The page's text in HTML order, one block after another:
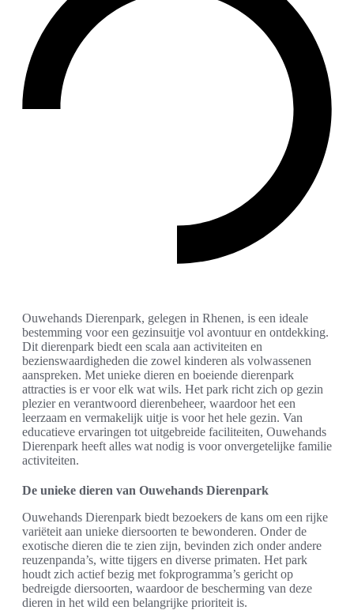
Ouwehands Dierenpark, gelegen in Rhenen, is een ideale
bestemming voor een gezinsuitje vol avontuur en ontdekking.
Dit dierenpark biedt een scala aan activiteiten en
bezienswaardigheden die zowel kinderen als volwassenen
aanspreken. Met unieke dieren en boeiende dierenpark
attracties is er voor elk wat wils. Het park richt zich op gezin
plezier en verantwoord dierenbeheer, waardoor het een
leerzaam en vermakelijk uitje is voor het hele gezin. Van
educatieve ervaringen tot uitgebreide faciliteiten, Ouwehands
Dierenpark heeft alles wat nodig is voor onvergetelijke familie
activiteiten.
De unieke dieren van Ouwehands Dierenpark
Ouwehands Dierenpark biedt bezoekers de kans om een rijke
variëteit aan unieke diersoorten te bewonderen. Onder de
exotische dieren die te zien zijn, bevinden zich onder andere
reuzenpanda’s, witte tijgers en diverse primaten. Het park
houdt zich actief bezig met fokprogramma’s gericht op
bedreigde diersoorten, waardoor de bescherming van deze
dieren in het wild een belangrijke prioriteit is.